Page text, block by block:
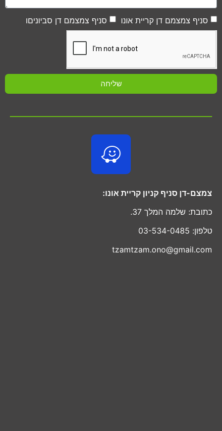
סניף צמצמם דן קריית אונו סניף צמצמם דן סביוניםו
שליחה
צמצם-דן סניף קניון קריית אונו:
כתובת: שלמה המלך 37.
טלפון: 03-534-0485
tzamtzam.ono@gmail.com